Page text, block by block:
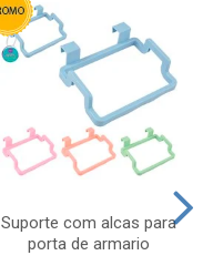
Suporte com alcas para
porta de armario